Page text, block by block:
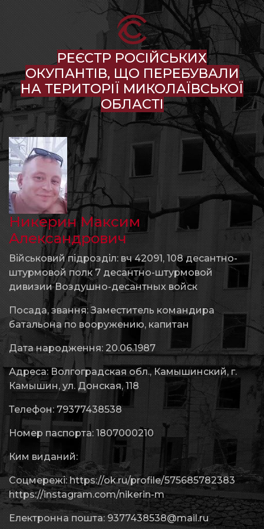
РЕЄСТР РОСІЙСЬКИХ
ОКУПАНТІВ, ЩО ПЕРЕБУВАЛИ
НА ТЕРИТОРІЇ МИКОЛАЇВСЬКОЇ
ОБЛАСТІ
Никерин Максим
Александрович
Військовий підрозділ: вч 42091, 108 десантно-
штурмовой полк 7 десантно-штурмовой
дивизии Воздушно-десантных войск
Посада, звання: Заместитель командира
батальона по вооружению, капитан
Дата народження: 20.06.1987
Адреса: Волгоградская обл., Камышинский, г.
Камышин, ул. Донская, 118
Телефон: 79377438538
Номер паспорта: 1807000210
Ким виданий:
Соцмережі: https://ok.ru/profile/575685782383
https://instagram.com/nikerin-m
Електронна пошта:9377438538@mail.ru